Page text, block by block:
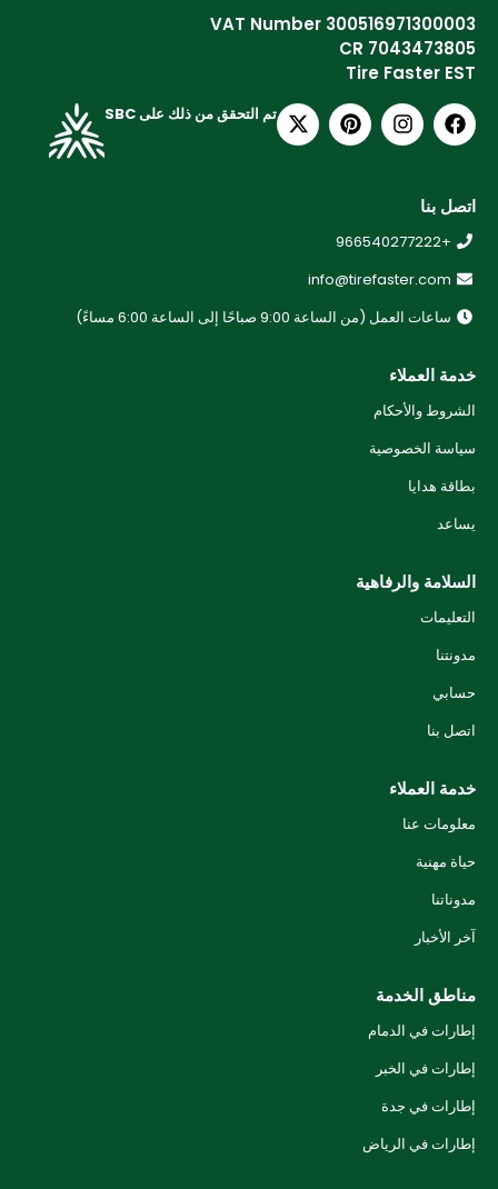
VAT Number 300516971300003
CR 7043473805
Tire Faster EST
تم التحقق من ذلك على SBC
اتصل بنا
+966540277222
info@tirefaster.com
ساعات العمل (من الساعة 9:00 صباحًا إلى الساعة 6:00 مساءً)
خدمة العملاء
الشروط والأحكام
سياسة الخصوصية
بطاقة هدايا
يساعد
السلامة والرفاهية
التعليمات
مدونتنا
حسابي
اتصل بنا
خدمة العملاء
معلومات عنا
حياة مهنية
مدوناتنا
آخر الأخبار
مناطق الخدمة
إطارات في الدمام
إطارات في الخبر
إطارات في جدة
إطارات في الرياض